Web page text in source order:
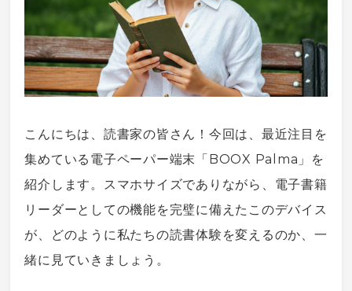
こんにちは、読書家の皆さん！今回は、最近注目を
集めている 電子ペーパー端末「BOOX Palma」を
紹介します。 スマホサイズでありながら、 電子書籍
リーダーとしての機能を完璧に備えたこのデバイス
が、どのように私たちの読書体験を変えるのか、一
緒に見ていきましょう。